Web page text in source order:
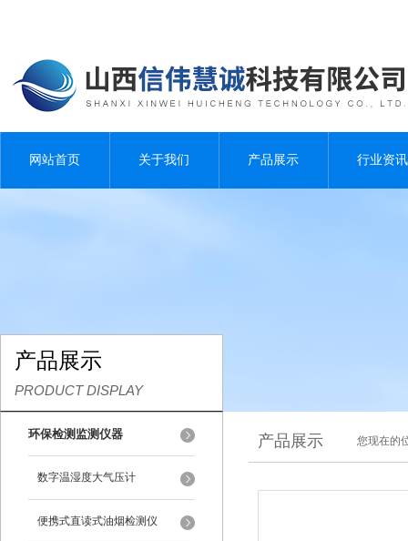
网站首页 关于我们 产品展示 行业资讯
产品展示
PRODUCT DISPLAY
环保检测监测仪器
数字温湿度大气压计
便携式直读式油烟检测仪
产品展示 您现在的